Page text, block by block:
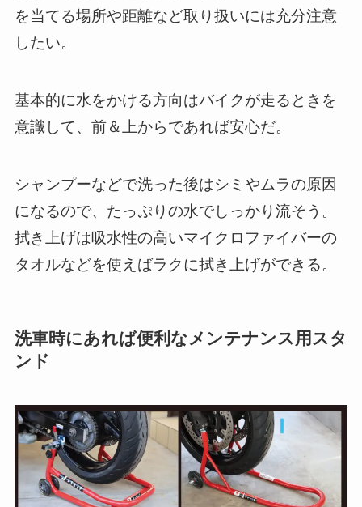
を当てる場所や距離など取り扱いには充分注意
したい。
基本的に水をかける方向はバイクが走るときを
意識して、前＆上からであれば安心だ。
シャンプーなどで洗った後はシミやムラの原因
になるので、たっぷりの水でしっかり流そう。
拭き上げは吸水性の高いマイクロファイバーの
タオルなどを使えばラクに拭き上げができる。
洗車時にあれば便利なメンテナンス用スタ
ンド